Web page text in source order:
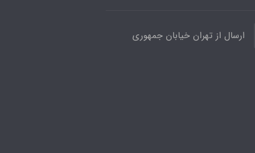
ارسال از تهران خیابان جمهوری